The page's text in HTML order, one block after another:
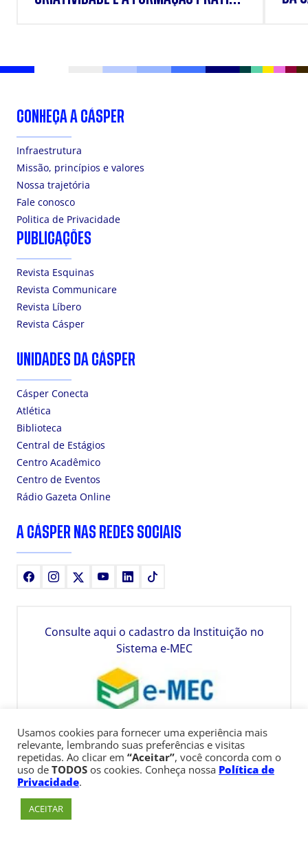
CONHEÇA A CÁSPER
Infraestrutura
Missão, princípios e valores
Nossa trajetória
Fale conosco
Politica de Privacidade
PUBLICAÇÕES
Revista Esquinas
Revista Communicare
Revista Líbero
Revista Cásper
UNIDADES DA CÁSPER
Cásper Conecta
Atlética
Biblioteca
Central de Estágios
Centro Acadêmico
Centro de Eventos
Rádio Gazeta Online
A CÁSPER NAS REDES SOCIAIS
FacebookInstagram YoutubeLinkedIn
Consulte aqui o cadastro da Instituição no
Sistema e-MEC
Usamos cookies para fornecer uma experiência mais
relevante, lembrando suas preferências e visitas
repetidas. Ao clicar em “Aceitar”, você concorda com o
uso de TODOS os cookies. Conheça nossa Política de
Privacidade.
ACEITAR